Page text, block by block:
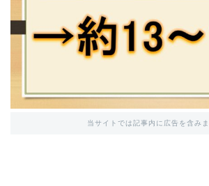
当サイトでは記事内に広告を含みま